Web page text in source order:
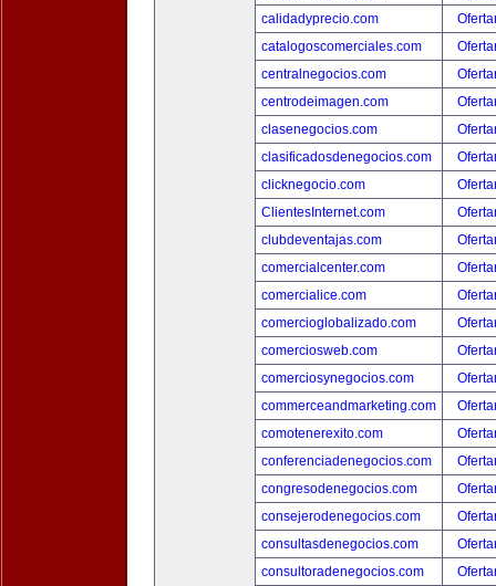
calidadyprecio.com
catalogoscomerciales.com
centralnegocios.com
centrodeimagen.com
clasenegocios.com
clasificadosdenegocios.com
clicknegocio.com
ClientesInternet.com
clubdeventajas.com
comercialcenter.com
comercialice.com
comercioglobalizado.com
comerciosweb.com
comerciosynegocios.com
commerceandmarketing.com
comotenerexito.com
conferenciadenegocios.com
congresodenegocios.com
consejerodenegocios.com
consultasdenegocios.com
consultoradenegocios.com